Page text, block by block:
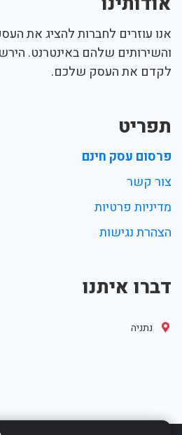
אנו עוזרים לחברות להציג את
והשירותים שלהם באינטרנט.
לקדם את העסק שלכם.
תפריט
פרסום עסק חינם
צור קשר
מדיניות פרטיות
הצהרת נגישות
דברו איתנו
נתניה